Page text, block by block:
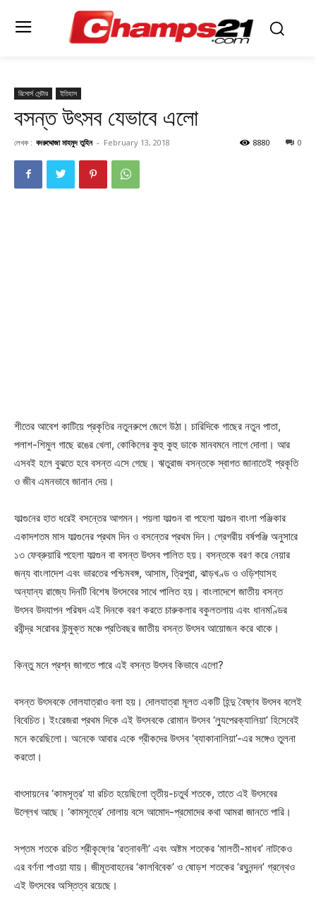
রিসোর্স সেন্টার ইতিহাস
বসন্ত উৎসব যেভাবে এলো
লেখক : বদরুদ্দোজা মাহমুদ তুহিন - February 13, 2018 0
8880
শীতের আবেশ কাটিয়ে প্রকৃতির নতুনরুপে জেগে উঠা। চারিদিকে গাছের নতুন পাতা,
পলাশ-শিমুল গাছে রঙের খেলা, কোকিলের কুহু কুহু ডাকে মানবমনে লাগে দোলা। আর
এসবই হলে বুঝতে হবে বসন্ত এসে গেছে। ঋতুরাজ বসন্তকে স্বাগত জানাতেই প্রকৃতি
ও জীব এমনভাবে জানান দেয়।
ফাল্গুনের হাত ধরেই বসন্তের আগমন। পয়লা ফাল্গুন বা পহেলা ফাল্গুন বাংলা পঞ্জিকার
একাদশতম মাস ফাল্গুনের প্রথম দিন ও বসন্তের প্রথম দিন। গ্রেগরীয় বর্ষপঞ্জি অনুসারে
১৩ ফেব্রুয়ারি পহেলা ফাল্গুন বা বসন্ত উৎসব পালিত হয়। বসন্তকে বরণ করে নেয়ার
জন্য বাংলাদেশ এবং ভারতের পশ্চিমবঙ্গ, আসাম, ত্রিপুরা, ঝাড়খণ্ড ও ওড়িশ্যাসহ
অন্যান্য রাজ্যে দিনটি বিশেষ উৎসবের সাথে পালিত হয়। বাংলাদেশে জাতীয় বসন্ত
উৎসব উদযাপন পরিষদ এই দিনকে বরণ করতে চারুকলার বকুলতলায় এবং ধানমণ্ডির
রবীন্দ্র সরোবর উন্মুক্ত মঞ্চে প্রতিবছর জাতীয় বসন্ত উৎসব আয়োজন করে থাকে।
কিন্তু মনে প্রশ্ন জাগতে পারে এই বসন্ত উৎসব কিভাবে এলো?
বসন্ত উৎসবকে দোলযাত্রাও বলা হয়। দোলযাত্রা মূলত একটি হিন্দু বৈষ্ণব উৎসব বলেই
বিবেচিত। ইংরেজরা প্রথম দিকে এই উৎসবকে রোমান উৎসব ‘ল্যুপেরক্যালিয়া’ হিসেবেই
মনে করেছিলো। অনেকে আবার একে গ্রীকদের উৎসব ‘ব্যাকানালিয়া’-এর সঙ্গেও তুলনা
করতো।
বাৎসায়নের ‘কামসূত্র’ যা রচিত হয়েছিলো তৃতীয়-চতুর্থ শতকে, তাতে এই উৎসবের
উল্লেখ আছে। ‘কামসূত্রে’ দোলায় বসে আমোদ-প্রমোদের কথা আমরা জানতে পারি।
সপ্তম শতকে রচিত শ্রীকৃষ্ণের ‘রত্নাবলী’ এবং অষ্টম শতকের ‘মালতী-মাধব’ নাটকেও
এর বর্ণনা পাওয়া যায়। জীমূতবাহনের ‘কালবিবেক’ ও ষোড়শ শতকের ‘রঘুনন্দন’ গ্রন্থেও
এই উৎসবের অস্তিত্ব রয়েছে।